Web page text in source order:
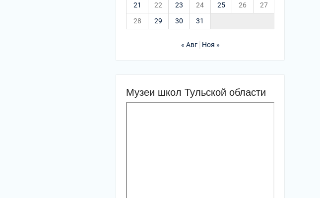
21
22 23 24 25 26
27
28
29 30 31
« Авг Ноя »
Музеи школ Тульской области